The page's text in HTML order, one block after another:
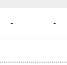
- -